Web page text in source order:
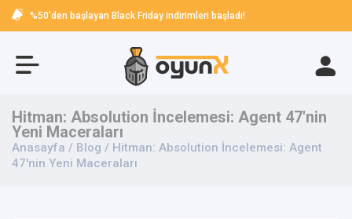
%50'den başlayan Black Friday indirimleri başladı!
Hitman: Absolution İncelemesi: Agent 47'nin
Yeni Maceraları
Anasayfa / Blog / Hitman: Absolution İncelemesi: Agent
47'nin Yeni Maceraları